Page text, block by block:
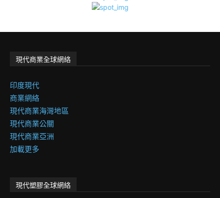
現代商業全球網絡
印度現代
商業網絡
現代商業海灣地區
現代商業公關
現代商業亞洲
加載更多
現代塑膠全球網絡